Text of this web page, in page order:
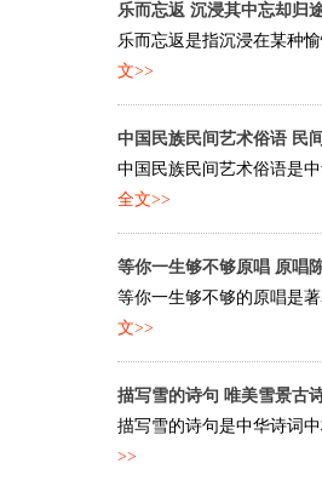
乐而忘返 沉浸其中忘却归
乐而忘返是指沉浸在某种
文>>
中国民族民间艺术俗语 民
中国民族民间艺术俗语是
全文>>
等你一生够不够原唱 原唱
等你一生够不够的原唱是
文>>
描写雪的诗句 唯美雪景古
描写雪的诗句是中华诗词
>>